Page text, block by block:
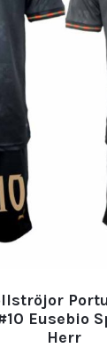
Eusebio
Herr